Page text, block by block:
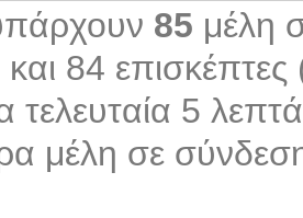
85 μέλη
84
τελευταία 5
μέλη σε